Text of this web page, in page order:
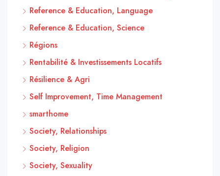
Reference & Education, Language
Reference & Education, Science
Régions
Rentabilité & Investissements Locatifs
Résilience & Agri
Self Improvement, Time Management
smarthome
Society, Relationships
Society, Religion
Society, Sexuality